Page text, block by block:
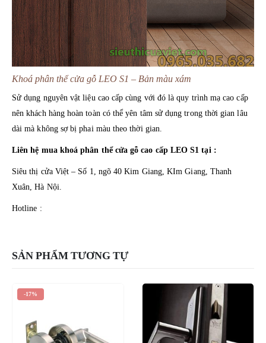
Khoá phân thể cửa gỗ LEO S1 – Bản màu xám
Sử dụng nguyên vật liệu cao cấp cùng với đó là quy trình mạ cao cấp
nên khách hàng hoàn toàn có thể yên tâm sử dụng trong thời gian lâu
dài mà không sợ bị phai màu theo thời gian.
Liên hệ mua khoá phân thể cửa gỗ cao cấp LEO S1 tại :
Siêu thị cửa Việt – Số 1, ngõ 40 Kim Giang, KIm Giang, Thanh
Xuân, Hà Nội.
Hotline :
SẢN PHẨM TƯƠNG TỰ
-17%